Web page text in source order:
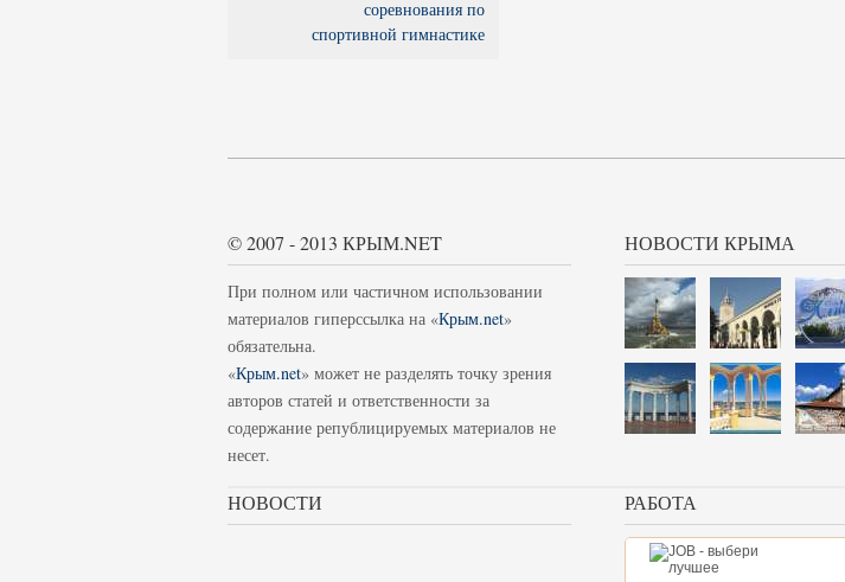
соревнования по
спортивной гимнастике
© 2007 - 2013 КРЫМ.NET
При полном или частичном использовании
материалов гиперссылка на «Крым.net»
обязательна.
«Крым.net» может не разделять точку зрения
авторов статей и ответственности за
содержание републицируемых материалов не
несет.
НОВОСТИ КРЫМА
НОВОСТИ
РАБОТА